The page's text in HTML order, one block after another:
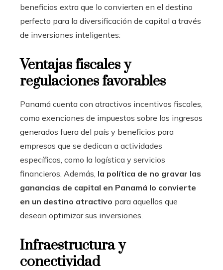
beneficios extra que lo convierten en el destino
perfecto para la diversificación de capital a través
de inversiones inteligentes:
Ventajas fiscales y
regulaciones favorables
Panamá cuenta con atractivos incentivos fiscales,
como exenciones de impuestos sobre los ingresos
generados fuera del país y beneficios para
empresas que se dedican a actividades
específicas, como la logística y servicios
financieros. Además, la política de no gravar las
ganancias de capital en Panamá lo convierte
en un destino atractivo para aquellos que
desean optimizar sus inversiones.
Infraestructura y
conectividad